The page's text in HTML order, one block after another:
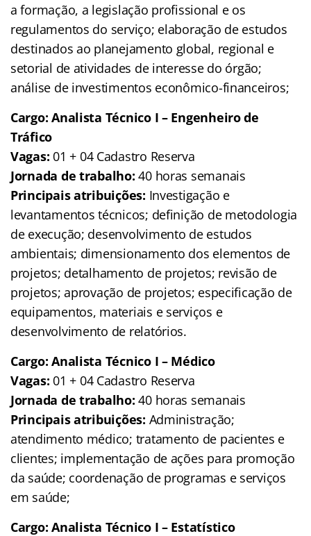
a formação, a legislação profissional e os
regulamentos do serviço; elaboração de estudos
destinados ao planejamento global, regional e
setorial de atividades de interesse do órgão;
análise de investimentos econômico-financeiros;
Cargo: Analista Técnico I – Engenheiro de
Tráfico
Vagas: 01 + 04 Cadastro Reserva
Jornada de trabalho: 40 horas semanais
Principais atribuições: Investigação e
levantamentos técnicos; definição de metodologia
de execução; desenvolvimento de estudos
ambientais; dimensionamento dos elementos de
projetos; detalhamento de projetos; revisão de
projetos; aprovação de projetos; especificação de
equipamentos, materiais e serviços e
desenvolvimento de relatórios.
Cargo: Analista Técnico I – Médico
Vagas: 01 + 04 Cadastro Reserva
Jornada de trabalho: 40 horas semanais
Principais atribuições: Administração;
atendimento médico; tratamento de pacientes e
clientes; implementação de ações para promoção
da saúde; coordenação de programas e serviços
em saúde;
Cargo: Analista Técnico I – Estatístico